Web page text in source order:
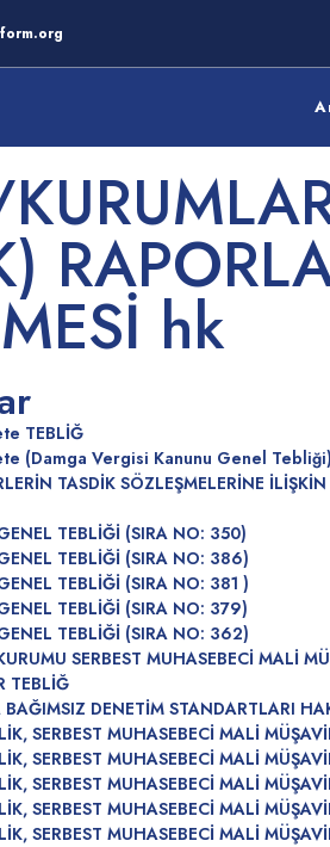
hk
TEBLİĞ
(Damga Vergisi Kanunu Genel Tebliği)
TASDİK SÖZLEŞMELERİNE
TEBLİĞİ (SIRA NO: 350)
TEBLİĞİ (SIRA NO: 386)
TEBLİĞİ (SIRA NO: 381 )
TEBLİĞİ (SIRA NO: 379)
TEBLİĞİ (SIRA NO: 362)
SERBEST MUHASEBECİ MALİ
TEBLİĞ
BAĞIMSIZ DENETİM STANDARTLARI
SERBEST MUHASEBECİ MALİ
SERBEST MUHASEBECİ MALİ
SERBEST MUHASEBECİ MALİ
SERBEST MUHASEBECİ MALİ
SERBEST MUHASEBECİ MALİ